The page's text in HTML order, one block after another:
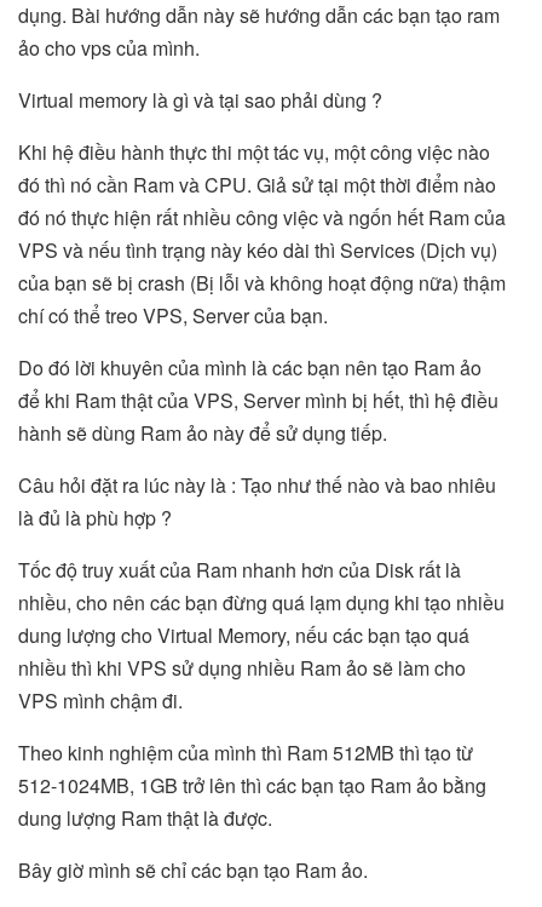
dụng. Bài hướng dẫn này sẽ hướng dẫn các bạn tạo ram
ảo cho vps của mình.
Virtual memory là gì và tại sao phải dùng ?
Khi hệ điều hành thực thi một tác vụ, một công việc nào
đó thì nó cần Ram và CPU. Giả sử tại một thời điểm nào
đó nó thực hiện rất nhiều công việc và ngốn hết Ram của
VPS và nếu tình trạng này kéo dài thì Services (Dịch vụ)
của bạn sẽ bị crash (Bị lỗi và không hoạt động nữa) thậm
chí có thể treo VPS, Server của bạn.
Do đó lời khuyên của mình là các bạn nên tạo Ram ảo
để khi Ram thật của VPS, Server mình bị hết, thì hệ điều
hành sẽ dùng Ram ảo này để sử dụng tiếp.
Câu hỏi đặt ra lúc này là : Tạo như thế nào và bao nhiêu
là đủ là phù hợp ?
Tốc độ truy xuất của Ram nhanh hơn của Disk rất là
nhiều, cho nên các bạn đừng quá lạm dụng khi tạo nhiều
dung lượng cho Virtual Memory, nếu các bạn tạo quá
nhiều thì khi VPS sử dụng nhiều Ram ảo sẽ làm cho
VPS mình chậm đi.
Theo kinh nghiệm của mình thì Ram 512MB thì tạo từ
512-1024MB, 1GB trở lên thì các bạn tạo Ram ảo bằng
dung lượng Ram thật là được.
Bây giờ mình sẽ chỉ các bạn tạo Ram ảo.